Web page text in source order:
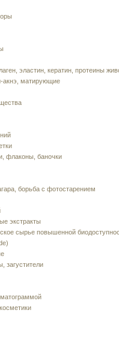
эластин, кератин, протеины
акнэ, матирующие
флаконы, баночки
борьба с фотостарением
экстракты
сырье повышенной
загустители